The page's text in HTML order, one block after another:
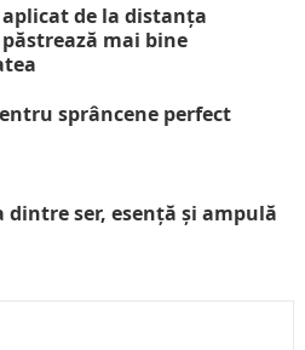
de la distanța
mai bine
sprâncene perfect
dintre ser, esență și ampulă